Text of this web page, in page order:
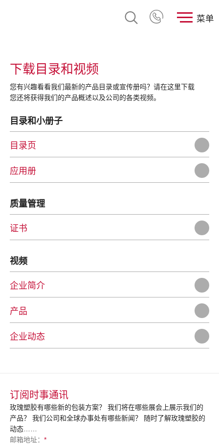
菜单
下载目录和视频
您有兴趣看看我们最新的产品目录或宣传册吗？请在这里下载
您还将获得我们的产品概述以及公司的各类视频。
目录和小册子
目录页
应用册
质量管理
证书
视频
企业简介
产品
企业动态
订阅时事通讯
玫瑰塑胶有哪些新的包装方案？ 我们将在哪些展会上展示我们的
产品？ 我们公司和全球办事处有哪些新闻？ 随时了解玫瑰塑胶的
动态……
邮箱地址： *